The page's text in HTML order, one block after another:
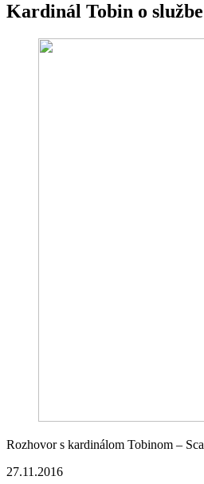
Kardinál Tobin o
Rozhovor s kardinálom Tobinom –
27.11.2016